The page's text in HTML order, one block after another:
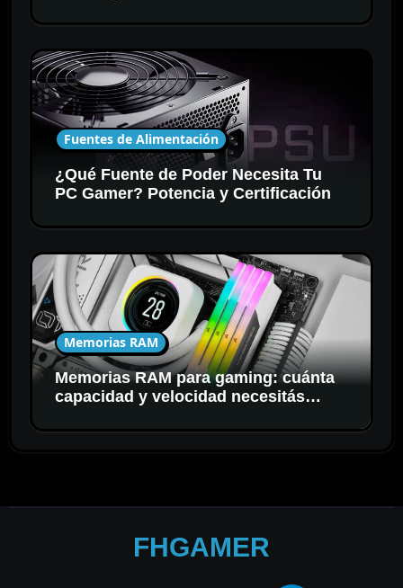
Fuentes de Alimentación
¿Qué Fuente de Poder Necesita Tu
PC Gamer? Potencia y Certificación
Memorias RAM
Memorias RAM para gaming: cuánta
capacidad y velocidad necesitás
FHGAMER